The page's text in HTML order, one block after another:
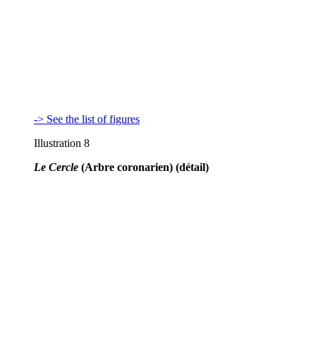
-> See the list of figures
Illustration 8
Le Cercle (Arbre coronarien) (détail)